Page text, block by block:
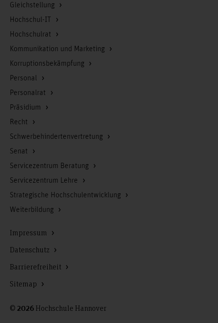
Gleichstellung
Hochschul-IT
Hochschulrat
Kommunikation und Marketing
Korruptionsbekämpfung
Personal
Personalrat
Präsidium
Recht
Schwerbehindertenvertretung
Senat
Servicezentrum Beratung
Servicezentrum Lehre
Strategische Hochschulentwicklung
Weiterbildung
© 2026 Hochschule Hannover
Impressum
Datenschutz
Barrierefreiheit
Sitemap